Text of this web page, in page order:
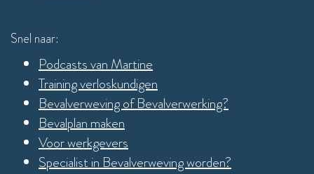
Snel naar:
Podcasts van Martine
Training verloskundigen
Bevalverweving of Bevalverwerking?
Bevalplan maken
Voor werkgevers
Specialist in Bevalverweving worden?